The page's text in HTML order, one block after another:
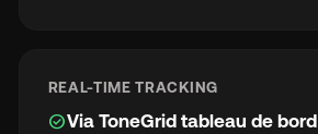
REAL-TIME TRACKING
check_circleVia ToneGrid tableau de bord